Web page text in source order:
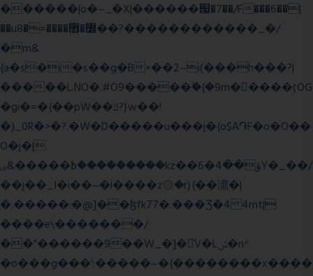
������|o�~_�X|������՗�7��/F���6��|
��u8�=����߼�޾��?������������_�/
�m&
{a�s�i�s��g�B×��2~i(���h���?|
�����L.NO�.#O9�����ۙ�{�9m��ً���ӷOG
�gi�=�{��pW��ݿ?}w��!
�)_0R�>�?.�W�D�����u���j�{o$A֏F�o�O��
O�j�|
߿�����&ۻ����ۛ�����kz��ۋ��4�6Y�_��/
��j��_I�i��~�l����z۞�r}{��濎�|
�.�����:�@]��ɮfk77�.���Ʒ�4 4mt|
����e\�������/
��"������9��W_�]�ͮV�Lݽ�n^
�o���g���';�����~�{��������x����